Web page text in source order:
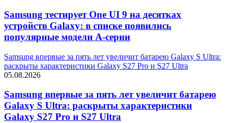
Samsung тестирует One UI 9 на десятках
устройств Galaxy: в списке появились
популярные модели A-серии
Samsung впервые за пять лет увеличит батарею Galaxy S Ultra:
раскрыты характеристики Galaxy S27 Pro и S27 Ultra
05.08.2026
Samsung впервые за пять лет увеличит батарею
Galaxy S Ultra: раскрыты характеристики
Galaxy S27 Pro и S27 Ultra